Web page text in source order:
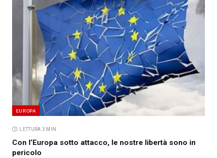
EUROPA
LETTURA 3 MIN.
Con l’Europa sotto attacco, le nostre libertà sono in
pericolo